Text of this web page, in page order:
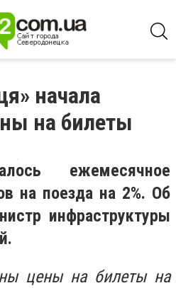
начала
на билеты
ежемесячное
на поезда на 2%. Об
инфраструктуры
цены на билеты на